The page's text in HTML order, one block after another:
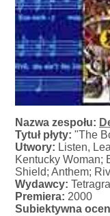
Nazwa zespołu:
Tytuł płyty: "The
Utwory: Listen,
Kentucky Woman;
Shield; Anthem;
Wydawcy:
Premiera: 2000
Subiektywna